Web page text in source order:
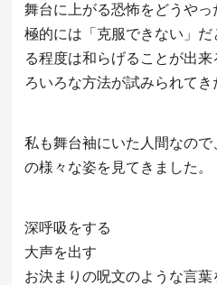
舞台に上がる恐怖をどうや
極的には「克服できない」
る程度は和らげることが出
ろいろな方法が試みられてき
私も舞台袖にいた人間なの
の様々な姿を見てきました。
深呼吸をする
大声を出す
お決まりの呪文のような言葉